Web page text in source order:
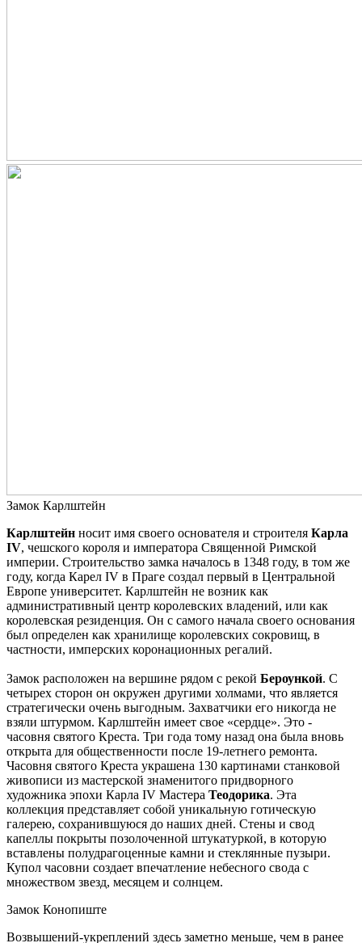
Замок Карлштейн
Карлштейн носит имя своего основателя и строителя Карла
IV, чешского короля и императора Священной Римской
империи. Строительство замка началось в 1348 году, в том же
году, когда Карел IV в Праге создал первый в Центральной
Европе университет. Карлштейн не возник как
административный центр королевских владений, или как
королевская резиденция. Он с самого начала своего основания
был определен как хранилище королевских сокровищ, в
частности, имперских коронационных регалий.
Замок расположен на вершине рядом с рекой Бероункой. С
четырех сторон он окружен другими холмами, что является
стратегически очень выгодным. Захватчики его никогда не
взяли штурмом. Карлштейн имеет свое «сердце». Это -
часовня святого Креста. Три года тому назад она была вновь
открыта для общественности после 19-летнего ремонта.
Часовня святого Креста украшена 130 картинами станковой
живописи из мастерской знаменитого придворного
художника эпохи Карла IV Мастера Теодорика. Эта
коллекция представляет собой уникальную готическую
галерею, сохранившуюся до наших дней. Стены и свод
капеллы покрыты позолоченной штукатуркой, в которую
вставлены полудрагоценные камни и стеклянные пузыри.
Купол часовни создает впечатление небесного свода с
множеством звезд, месяцем и солнцем.
Замок Конопиште
Возвышений-укреплений здесь заметно меньше, чем в ранее